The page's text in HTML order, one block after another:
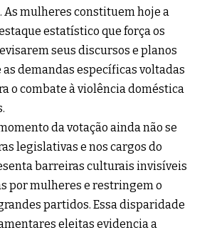
mulheres constituem hoje a
estatístico que força os
seus discursos e planos
demandas específicas voltadas
o combate à violência doméstica
da votação ainda não se
legislativas e nos cargos do
barreiras culturais invisíveis
por mulheres e restringem o
partidos. Essa disparidade
eleitas evidencia a